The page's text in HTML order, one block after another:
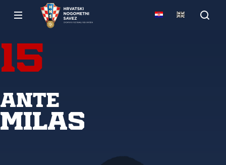
15
Ante
Milas